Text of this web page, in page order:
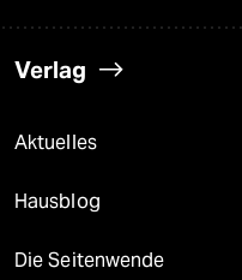
Verlag
Aktuelles
Hausblog
Die Seitenwende